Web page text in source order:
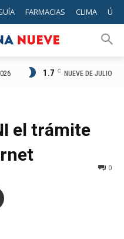
FARMACIAS CLIMA
1.7 C NUEVE DE JULIO
el trámite
0